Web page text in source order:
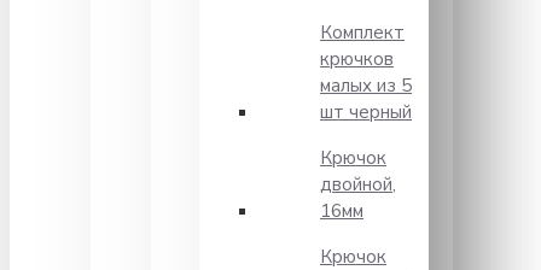
Комплект
крючков
малых из 5
шт черный
Крючок
двойной,
16мм
Крючок